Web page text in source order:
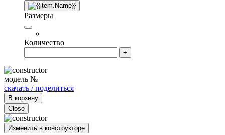
Размеры
Количество
+
модель №
скачать / поделиться
В корзину
Close
Изменить в конструкторе